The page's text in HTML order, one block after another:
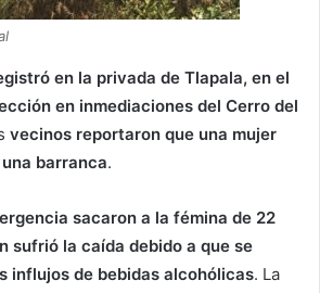
en la privada de Tlapala, en el
en inmediaciones del Cerro del
vecinos reportaron que una mujer
barranca.
sacaron a la fémina de 22
sufrió la caída debido a que se
influjos de bebidas alcohólicas. La